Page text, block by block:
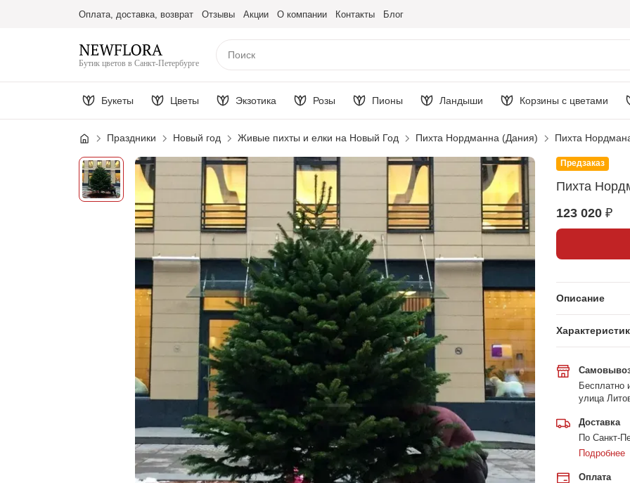
Оплата, доставка, возврат Отзывы Акции О компании Контакты Блог
Бутик цветов в Санкт-Петербурге
Букеты Цветы Экзотика Розы Пионы Ландыши Корзины с цветами
Праздники Новый год Живые пихты и елки на Новый Год Пихта Нордманна (Дания) Пихта
Предзаказ
Пихта
123 020 ₽
Описание
Бесплатно
улица
Доставка
По Санкт-
Подробнее
Оплата